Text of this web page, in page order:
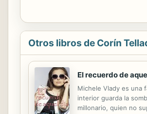
Otros libros de Corín
El recuerdo de
Michele Vlady es una
interior guarda la
millonario, quien no